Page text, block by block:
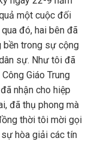
một cuộc đối
đó, hai bên đã
trong sự cộng
sự. Như tôi đã
Giáo Trung
nhận cho hiệp
đã thụ phong mà
thời tôi mời gọi
hòa giải các tín